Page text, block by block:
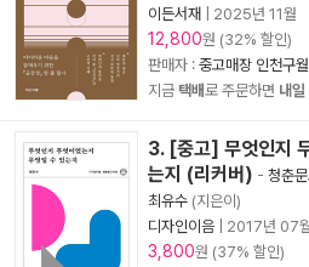
이든서재
2025년 11월
12,800원 (32% 할인)
판매자 : 중고매장 인천구
지금 택배로 주문하면 내일
3. [중고] 무엇인지
는지 (리커버) - 청춘
최유수 (지은이)
디자인이음
2017년 07
3,800원 (37% 할인)